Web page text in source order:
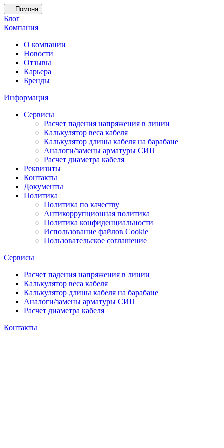
Помона
Блог
Компания
О компании
Новости
Отзывы
Карьера
Бренды
Информация
Сервисы
Расчет падения напряжения в линии
Калькулятор веса кабеля
Калькулятор длины кабеля на барабане
Аналоги/замены арматуры СИП
Расчет диаметра кабеля
Реквизиты
Контакты
Документы
Политика
Политика по качеству
Антикоррупционная политика
Политика конфиденциальности
Использование файлов Cookie
Пользовательское соглашение
Сервисы
Расчет падения напряжения в линии
Калькулятор веса кабеля
Калькулятор длины кабеля на барабане
Аналоги/замены арматуры СИП
Расчет диаметра кабеля
Контакты